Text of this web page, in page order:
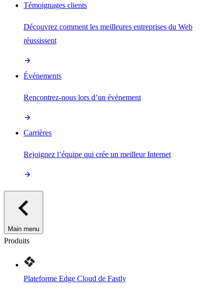
Témoignages clients
Découvrez comment les meilleures entreprises du Web
réussissent
Événements
Rencontrez-nous lors d’un événement
Carrières
Rejoignez l’équipe qui crée un meilleur Internet
Main menu
Produits
Plateforme Edge Cloud de Fastly